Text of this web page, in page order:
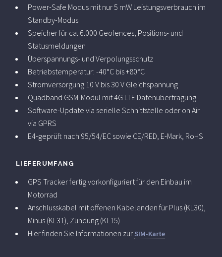
Power-Safe Modus mit nur 5 mW Leistungsverbrauch im
Standby-Modus
Speicher für ca. 6.000 Geofences, Positions- und
Statusmeldungen
Überspannungs- und Verpolungsschutz
Betriebstemperatur: -40°C bis +80°C
Stromversorgung 10 V bis 30 V Gleichspannung
Quadband GSM-Modul mit 4G LTE Datenübertragung
Software-Update via serielle Schnittstelle oder on Air
via GPRS
E4-geprüft nach 95/54/EC sowie CE/RED, E-Mark, RoHS
LIEFERUMFANG
GPS Tracker fertig vorkonfiguriert für den Einbau im
Motorrad
Anschlusskabel mit offenen Kabelenden für Plus (KL30),
Minus (KL31), Zündung (KL15)
Hier finden Sie Informationen zur SIM-Karte